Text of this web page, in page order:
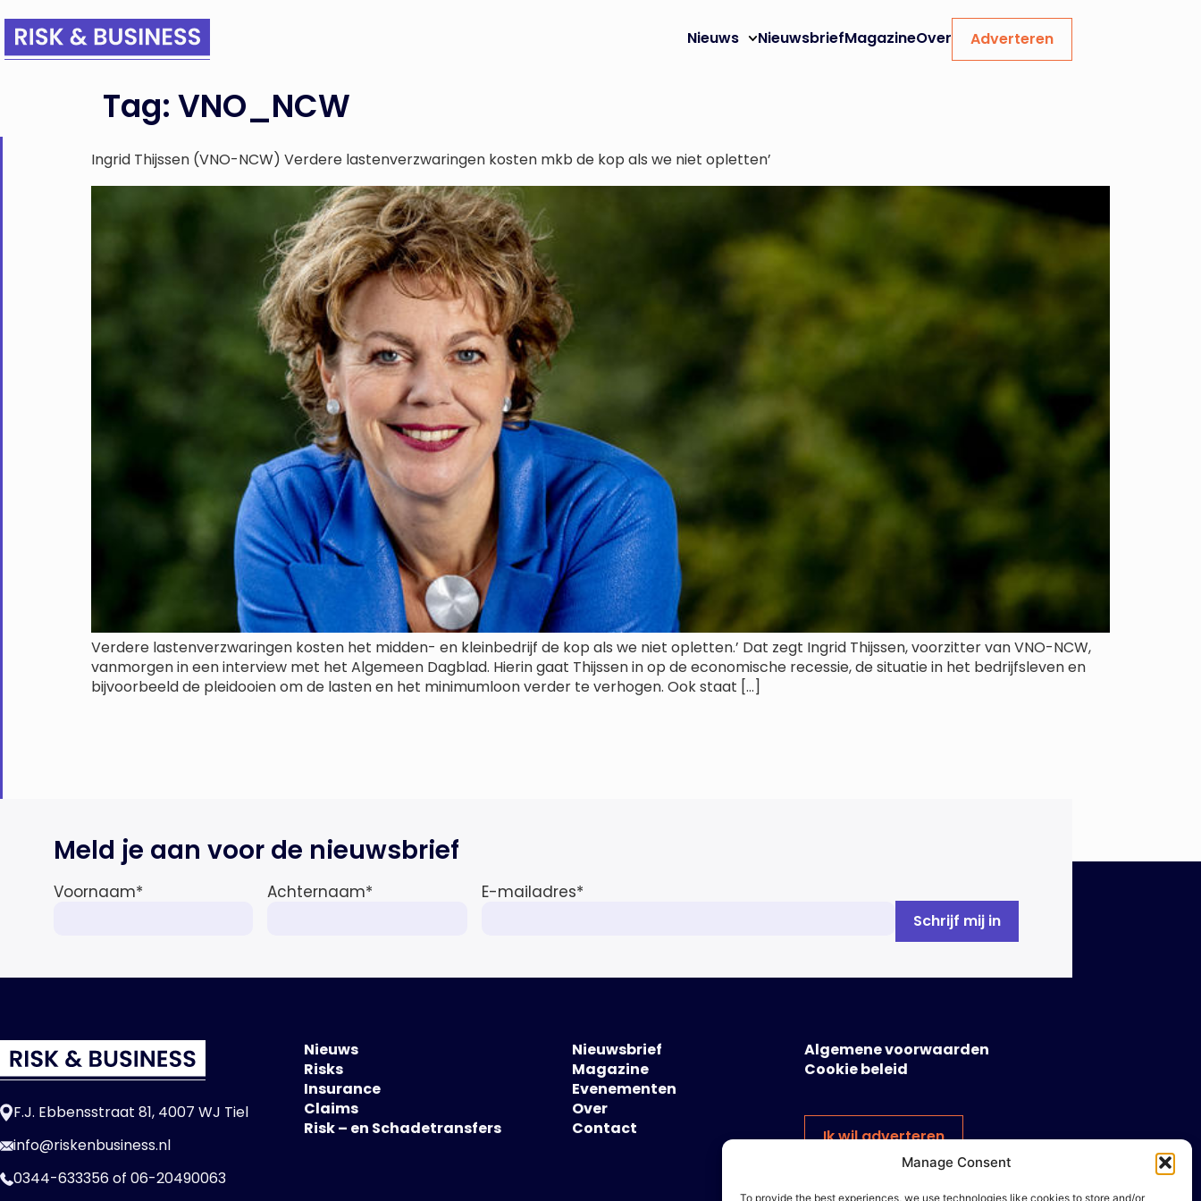
Manage Consent
To provide the best experiences, we use technologies like cookies to store and/or
Nieuws NieuwsbriefMagazineOver Adverteren
Tag: VNO_NCW
Ingrid Thijssen (VNO-NCW) Verdere lastenverzwaringen kosten mkb de kop als we niet opletten’
Verdere lastenverzwaringen kosten het midden- en kleinbedrijf de kop als we niet opletten.’ Dat zegt Ingrid Thijssen, voorzitter van VNO-NCW,
vanmorgen in een interview met het Algemeen Dagblad. Hierin gaat Thijssen in op de economische recessie, de situatie in het bedrijfsleven en
bijvoorbeeld de pleidooien om de lasten en het minimumloon verder te verhogen. Ook staat […]
Meld je aan voor de nieuwsbrief
Voornaam* Achternaam* E-mailadres*
F.J. Ebbensstraat 81, 4007 WJ Tiel
info@riskenbusiness.nl
0344-633356of 06-20490063
Nieuws
Risks
Insurance
Claims
Risk – en Schadetransfers
Nieuwsbrief
Magazine
Evenementen
Over
Contact
Algemene voorwaarden
Cookie beleid
Ik wil adverteren